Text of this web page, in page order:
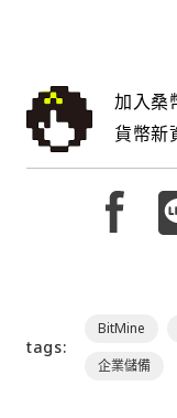
加入桑
貨幣新
tags:
BitMine
企業儲備